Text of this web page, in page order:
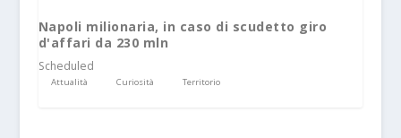
Napoli milionaria, in caso di scudetto giro
d'affari da 230 mln
Scheduled
Attualità Curiosità Territorio